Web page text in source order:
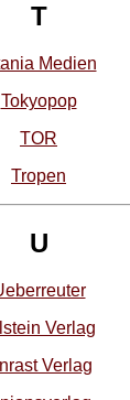
T
Medien
Tokyopop
TOR
Tropen
U
Verlag
Verlag